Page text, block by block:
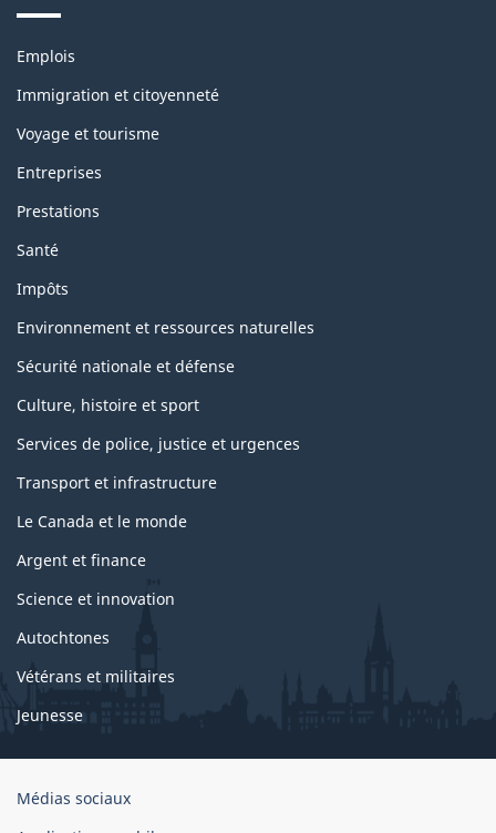
Thèmes
sujets
Emplois
Immigration et citoyenneté
Voyage et tourisme
Entreprises
Prestations
Santé
Impôts
Environnement et ressources naturelles
Sécurité nationale et défense
Culture, histoire et sport
Services de police, justice et urgences
Transport et infrastructure
Le Canada et le monde
Argent et finance
Science et innovation
Autochtones
Vétérans et militaires
Jeunesse
Organisation
Médias sociaux